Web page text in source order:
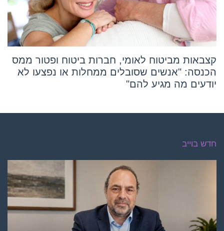
קצבאות מביטוח לאומי, חברות ביטוח ופטור ממס
הכנסה: "אנשים שסובלים ממחלות או נפצעו לא
יודעים מה מגיע להם"
חדש בוייב